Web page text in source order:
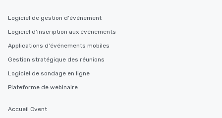
Logiciel de gestion d'événement
Logiciel d'inscription aux événements
Applications d'événements mobiles
Gestion stratégique des réunions
Logiciel de sondage en ligne
Plateforme de webinaire
Accueil Cvent